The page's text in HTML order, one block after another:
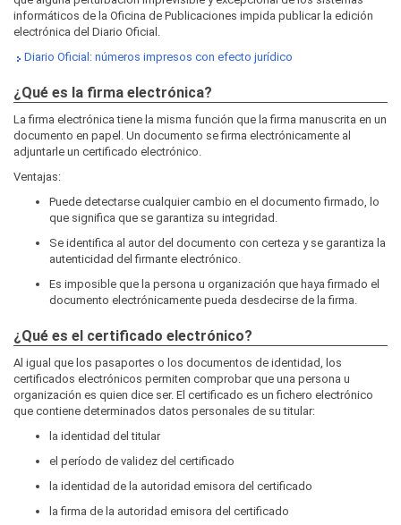
informáticos de la Oficina de Publicaciones impida publicar la edición
electrónica del Diario Oficial.
Diario Oficial: números impresos con efecto jurídico
¿Qué es la firma electrónica?
La firma electrónica tiene la misma función que la firma manuscrita en un
documento en papel. Un documento se firma electrónicamente al
adjuntarle un certificado electrónico.
Ventajas:
Puede detectarse cualquier cambio en el documento firmado, lo
que significa que se garantiza su integridad.
Se identifica al autor del documento con certeza y se garantiza la
autenticidad del firmante electrónico.
Es imposible que la persona u organización que haya firmado el
documento electrónicamente pueda desdecirse de la firma.
¿Qué es el certificado electrónico?
Al igual que los pasaportes o los documentos de identidad, los
certificados electrónicos permiten comprobar que una persona u
organización es quien dice ser. El certificado es un fichero electrónico
que contiene determinados datos personales de su titular:
la identidad del titular
el período de validez del certificado
la identidad de la autoridad emisora del certificado
la firma de la autoridad emisora del certificado